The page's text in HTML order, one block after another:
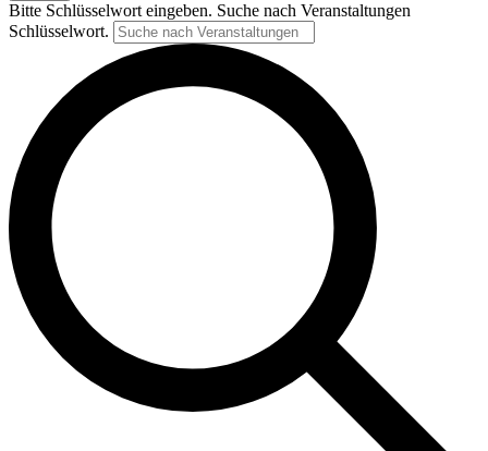
Bitte Schlüsselwort eingeben. Suche nach Veranstaltungen
Schlüsselwort.